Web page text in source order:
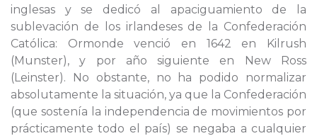
inglesas y se dedicó al apaciguamiento de la
sublevación de los irlandeses de la Confederación
Católica: Ormonde venció en 1642 en Kilrush
(Munster), y por año siguiente en New Ross
(Leinster). No obstante, no ha podido normalizar
absolutamente la situación, ya que la Confederación
(que sostenía la independencia de movimientos por
prácticamente todo el país) se negaba a cualquier